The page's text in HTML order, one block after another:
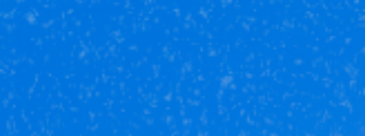
Стоимость объектов недвижимости и иных товаров
и услуг,
не включенных в «Прайс-лист» носит
исключительно
информационный характер и ни при каких условиях не является
публичной офертой, определяемой
положениями ст. 437 ч. 2 Гражданского кодекса Российской
Федерации.
Политика конфиденциальности /СОГЛАСИЕ на обработку